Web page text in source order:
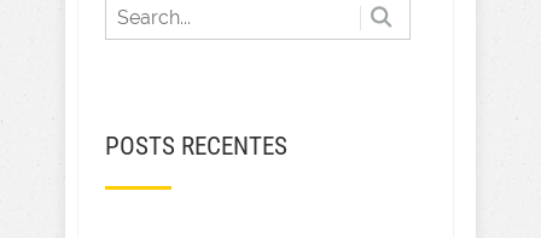
POSTS RECENTES